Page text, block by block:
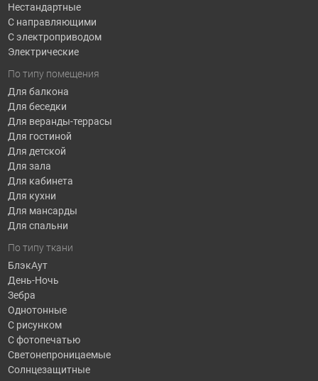
Нестандартные
С направляющими
С электроприводом
Электрические
По типу помещения
Для балкона
Для беседки
Для веранды-террасы
Для гостиной
Для детской
Для зала
Для кабинета
Для кухни
Для мансарды
Для спальни
По типу ткани
БлэкАут
День-Ночь
Зебра
Однотонные
С рисунком
С фотопечатью
Светонепроницаемые
Солнцезащитные